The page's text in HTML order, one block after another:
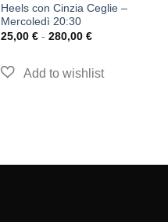
Heels con Cinzia Ceglie –
Mercoledì 20:30
25,00 € - 280,00 €